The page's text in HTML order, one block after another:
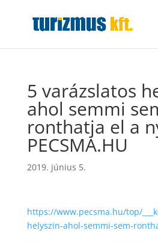
5 varázslatos
ahol semmi
ronthatja el a
PECSMA.HU
2019. június 5.
https://www.pecsma.hu/top/
helyszin-ahol-semmi-sem-